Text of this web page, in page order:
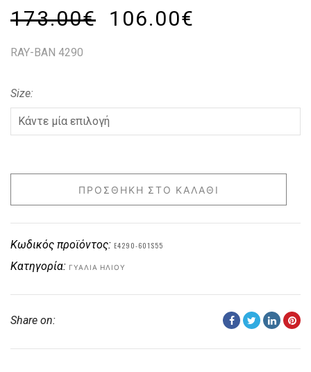
173.00€ 106.00€
RAY-BAN 4290
Size
ΠΡΟΣΘΉΚΗ ΣΤΟ ΚΑΛΆΘΙ
Κωδικός προϊόντος: E4290-601S55
Κατηγορία: ΓΥΑΛΙΆ ΗΛΊΟΥ
Share on: